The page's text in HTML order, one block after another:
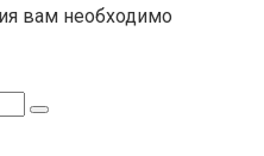
вам необходимо